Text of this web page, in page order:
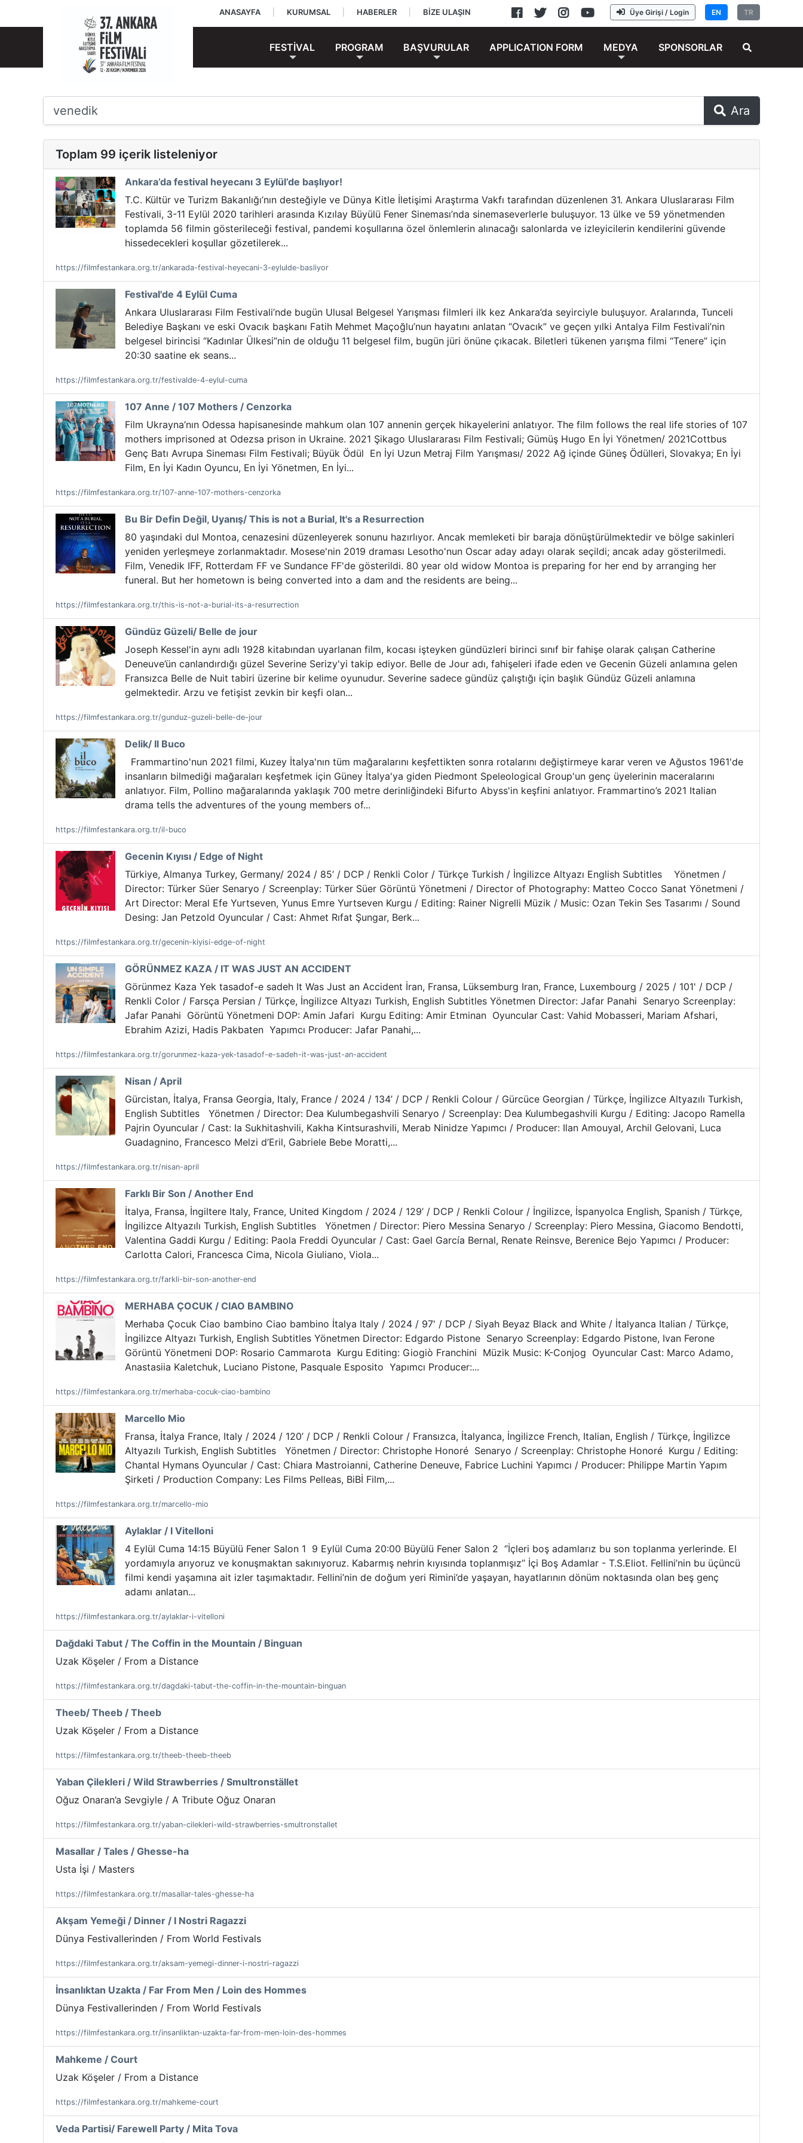
TR
EN
Üye Girişi / Login
ANASAYFA KURUMSAL HABERLER BİZE ULAŞIN
FESTİVAL PROGRAM BAŞVURULAR APPLICATION FORM MEDYA SPONSORLAR
Ara
Toplam 99 içerik listeleniyor
Ankara’da festival heyecanı 3 Eylül’de başlıyor!
T.C. Kültür ve Turizm Bakanlığı’nın desteğiyle ve Dünya Kitle İletişimi Araştırma Vakfı tarafından düzenlenen 31. Ankara Uluslararası Film
Festivali, 3-11 Eylül 2020 tarihleri arasında Kızılay Büyülü Fener Sineması’nda sinemaseverlerle buluşuyor. 13 ülke ve 59 yönetmenden
toplamda 56 filmin gösterileceği festival, pandemi koşullarına özel önlemlerin alınacağı salonlarda ve izleyicilerin kendilerini güvende
hissedecekleri koşullar gözetilerek...
https://filmfestankara.org.tr/ankarada-festival-heyecani-3-eylulde-basliyor
Festival'de 4 Eylül Cuma
Ankara Uluslararası Film Festivali’nde bugün Ulusal Belgesel Yarışması filmleri ilk kez Ankara’da seyirciyle buluşuyor. Aralarında, Tunceli
Belediye Başkanı ve eski Ovacık başkanı Fatih Mehmet Maçoğlu’nun hayatını anlatan “Ovacık” ve geçen yılki Antalya Film Festivali’nin
belgesel birincisi “Kadınlar Ülkesi”nin de olduğu 11 belgesel film, bugün jüri önüne çıkacak. Biletleri tükenen yarışma filmi “Tenere” için
20:30 saatine ek seans...
https://filmfestankara.org.tr/festivalde-4-eylul-cuma
107 Anne / 107 Mothers / Cenzorka
Film Ukrayna’nın Odessa hapisanesinde mahkum olan 107 annenin gerçek hikayelerini anlatıyor. The film follows the real life stories of 107
mothers imprisoned at Odezsa prison in Ukraine. 2021 Şikago Uluslararası Film Festivali; Gümüş Hugo En İyi Yönetmen/ 2021Cottbus
Genç Batı Avrupa Sineması Film Festivali; Büyük Ödül En İyi Uzun Metraj Film Yarışması/ 2022 Ağ içinde Güneş Ödülleri, Slovakya; En İyi
Film, En İyi Kadın Oyuncu, En İyi Yönetmen, En İyi...
https://filmfestankara.org.tr/107-anne-107-mothers-cenzorka
Bu Bir Defin Değil, Uyanış/ This is not a Burial, It's a Resurrection
80 yaşındaki dul Montoa, cenazesini düzenleyerek sonunu hazırlıyor. Ancak memleketi bir baraja dönüştürülmektedir ve bölge sakinleri
yeniden yerleşmeye zorlanmaktadır. Mosese'nin 2019 draması Lesotho'nun Oscar aday adayı olarak seçildi; ancak aday gösterilmedi.
Film, Venedik IFF, Rotterdam FF ve Sundance FF'de gösterildi. 80 year old widow Montoa is preparing for her end by arranging her
funeral. But her hometown is being converted into a dam and the residents are being...
https://filmfestankara.org.tr/this-is-not-a-burial-its-a-resurrection
Gündüz Güzeli/ Belle de jour
Joseph Kessel'in aynı adlı 1928 kitabından uyarlanan film, kocası işteyken gündüzleri birinci sınıf bir fahişe olarak çalışan Catherine
Deneuve’ün canlandırdığı güzel Severine Serizy'yi takip ediyor. Belle de Jour adı, fahişeleri ifade eden ve Gecenin Güzeli anlamına gelen
Fransızca Belle de Nuit tabiri üzerine bir kelime oyunudur. Severine sadece gündüz çalıştığı için başlık Gündüz Güzeli anlamına
gelmektedir. Arzu ve fetişist zevkin bir keşfi olan...
https://filmfestankara.org.tr/gunduz-guzeli-belle-de-jour
Delik/ Il Buco
Frammartino'nun 2021 filmi, Kuzey İtalya'nın tüm mağaralarını keşfettikten sonra rotalarını değiştirmeye karar veren ve Ağustos 1961'de
insanların bilmediği mağaraları keşfetmek için Güney İtalya'ya giden Piedmont Speleological Group'un genç üyelerinin maceralarını
anlatıyor. Film, Pollino mağaralarında yaklaşık 700 metre derinliğindeki Bifurto Abyss'in keşfini anlatıyor. Frammartino’s 2021 Italian
drama tells the adventures of the young members of...
https://filmfestankara.org.tr/il-buco
Gecenin Kıyısı / Edge of Night
Türkiye, Almanya Turkey, Germany/ 2024 / 85’ / DCP / Renkli Color / Türkçe Turkish / İngilizce Altyazı English Subtitles Yönetmen /
Director: Türker Süer Senaryo / Screenplay: Türker Süer Görüntü Yönetmeni / Director of Photography: Matteo Cocco Sanat Yönetmeni /
Art Director: Meral Efe Yurtseven, Yunus Emre Yurtseven Kurgu / Editing: Rainer Nigrelli Müzik / Music: Ozan Tekin Ses Tasarımı / Sound
Desing: Jan Petzold Oyuncular / Cast: Ahmet Rıfat Şungar, Berk...
https://filmfestankara.org.tr/gecenin-kiyisi-edge-of-night
GÖRÜNMEZ KAZA / IT WAS JUST AN ACCIDENT
Görünmez Kaza Yek tasadof-e sadeh It Was Just an Accident İran, Fransa, Lüksemburg Iran, France, Luxembourg / 2025 / 101' / DCP /
Renkli Color / Farsça Persian / Türkçe, İngilizce Altyazı Turkish, English Subtitles Yönetmen Director: Jafar Panahi Senaryo Screenplay:
Jafar Panahi Görüntü Yönetmeni DOP: Amin Jafari Kurgu Editing: Amir Etminan Oyuncular Cast: Vahid Mobasseri, Mariam Afshari,
Ebrahim Azizi, Hadis Pakbaten Yapımcı Producer: Jafar Panahi,...
https://filmfestankara.org.tr/gorunmez-kaza-yek-tasadof-e-sadeh-it-was-just-an-accident
Nisan / April
Gürcistan, İtalya, Fransa Georgia, Italy, France / 2024 / 134’ / DCP / Renkli Colour / Gürcüce Georgian / Türkçe, İngilizce Altyazılı Turkish,
English Subtitles Yönetmen / Director: Dea Kulumbegashvili Senaryo / Screenplay: Dea Kulumbegashvili Kurgu / Editing: Jacopo Ramella
Pajrin Oyuncular / Cast: Ia Sukhitashvili, Kakha Kintsurashvili, Merab Ninidze Yapımcı / Producer: Ilan Amouyal, Archil Gelovani, Luca
Guadagnino, Francesco Melzi d’Eril, Gabriele Bebe Moratti,...
https://filmfestankara.org.tr/nisan-april
Farklı Bir Son / Another End
İtalya, Fransa, İngiltere Italy, France, United Kingdom / 2024 / 129’ / DCP / Renkli Colour / İngilizce, İspanyolca English, Spanish / Türkçe,
İngilizce Altyazılı Turkish, English Subtitles Yönetmen / Director: Piero Messina Senaryo / Screenplay: Piero Messina, Giacomo Bendotti,
Valentina Gaddi Kurgu / Editing: Paola Freddi Oyuncular / Cast: Gael García Bernal, Renate Reinsve, Berenice Bejo Yapımcı / Producer:
Carlotta Calori, Francesca Cima, Nicola Giuliano, Viola...
https://filmfestankara.org.tr/farkli-bir-son-another-end
MERHABA ÇOCUK / CIAO BAMBINO
Merhaba Çocuk Ciao bambino Ciao bambino İtalya Italy / 2024 / 97' / DCP / Siyah Beyaz Black and White / İtalyanca Italian / Türkçe,
İngilizce Altyazı Turkish, English Subtitles Yönetmen Director: Edgardo Pistone Senaryo Screenplay: Edgardo Pistone, Ivan Ferone
Görüntü Yönetmeni DOP: Rosario Cammarota Kurgu Editing: Giogiò Franchini Müzik Music: K-Conjog Oyuncular Cast: Marco Adamo,
Anastasiia Kaletchuk, Luciano Pistone, Pasquale Esposito Yapımcı Producer:...
https://filmfestankara.org.tr/merhaba-cocuk-ciao-bambino
Marcello Mio
Fransa, İtalya France, Italy / 2024 / 120’ / DCP / Renkli Colour / Fransızca, İtalyanca, İngilizce French, Italian, English / Türkçe, İngilizce
Altyazılı Turkish, English Subtitles Yönetmen / Director: Christophe Honoré Senaryo / Screenplay: Christophe Honoré Kurgu / Editing:
Chantal Hymans Oyuncular / Cast: Chiara Mastroianni, Catherine Deneuve, Fabrice Luchini Yapımcı / Producer: Philippe Martin Yapım
Şirketi / Production Company: Les Films Pelleas, BiBİ Film,...
https://filmfestankara.org.tr/marcello-mio
Aylaklar / I Vitelloni
4 Eylül Cuma 14:15 Büyülü Fener Salon 1 9 Eylül Cuma 20:00 Büyülü Fener Salon 2 ‘’İçleri boş adamlarız bu son toplanma yerlerinde. El
yordamıyla arıyoruz ve konuşmaktan sakınıyoruz. Kabarmış nehrin kıyısında toplanmışız’’ İçi Boş Adamlar - T.S.Eliot. Fellini’nin bu üçüncü
filmi kendi yaşamına ait izler taşımaktadır. Fellini’nin de doğum yeri Rimini’de yaşayan, hayatlarının dönüm noktasında olan beş genç
adamı anlatan...
https://filmfestankara.org.tr/aylaklar-i-vitelloni
Dağdaki Tabut / The Coffin in the Mountain / Binguan
Uzak Köşeler / From a Distance
https://filmfestankara.org.tr/dagdaki-tabut-the-coffin-in-the-mountain-binguan
Theeb/ Theeb / Theeb
Uzak Köşeler / From a Distance
https://filmfestankara.org.tr/theeb-theeb-theeb
Yaban Çilekleri / Wild Strawberries / Smultronstället
Oğuz Onaran’a Sevgiyle / A Tribute Oğuz Onaran
https://filmfestankara.org.tr/yaban-cilekleri-wild-strawberries-smultronstallet
Masallar / Tales / Ghesse-ha
Usta İşi / Masters
https://filmfestankara.org.tr/masallar-tales-ghesse-ha
Akşam Yemeği / Dinner / I Nostri Ragazzi
Dünya Festivallerinden / From World Festivals
https://filmfestankara.org.tr/aksam-yemegi-dinner-i-nostri-ragazzi
İnsanlıktan Uzakta / Far From Men / Loin des Hommes
Dünya Festivallerinden / From World Festivals
https://filmfestankara.org.tr/insanliktan-uzakta-far-from-men-loin-des-hommes
Mahkeme / Court
Uzak Köşeler / From a Distance
https://filmfestankara.org.tr/mahkeme-court
Veda Partisi/ Farewell Party / Mita Tova